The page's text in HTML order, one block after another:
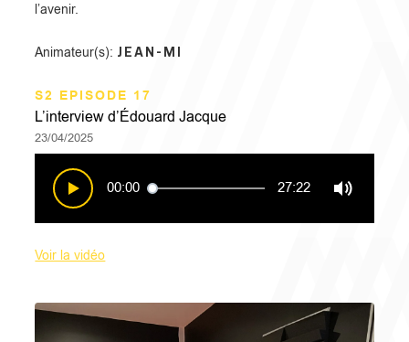
l’avenir.
Animateur(s): JEAN-MI
S2 EPISODE 17
L’interview d’Édouard Jacque
23/04/2025
00:00 27:22
Voir la vidéo